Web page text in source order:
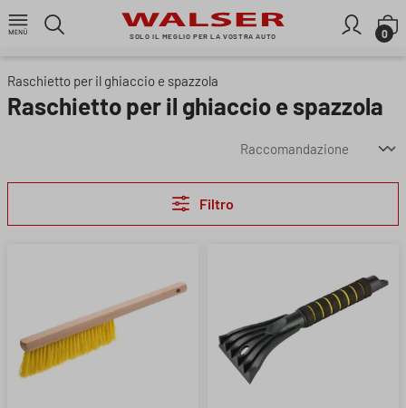
Passa al contenuto principale
SOLO IL MEGLIO PER LA VOSTRA AUTO 0
Raschietto per il ghiaccio e spazzola
Raschietto per il ghiaccio e spazzola
Filtro